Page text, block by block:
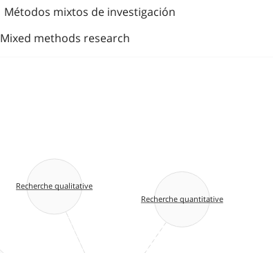
Métodos mixtos de investigación
Mixed methods research
Recherche qualitative
Recherche quantitative